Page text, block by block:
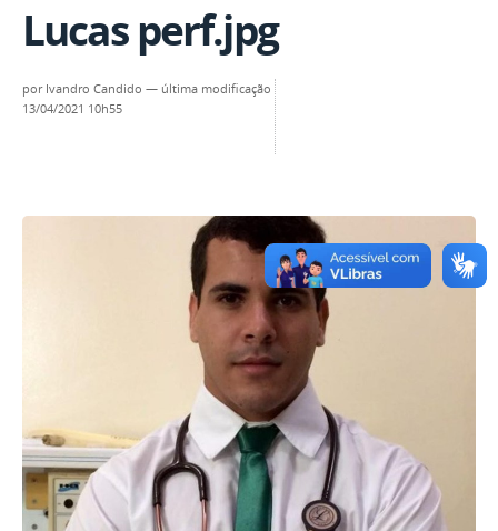
Lucas perf.jpg
por Ivandro Candido — última modificação
13/04/2021 10h55